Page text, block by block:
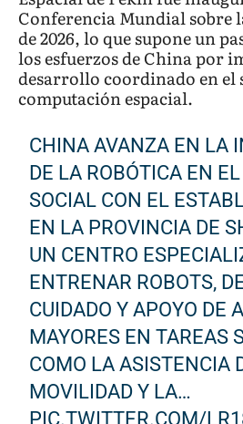
Conferencia Mundial sobre
de 2026, lo que supone un
los esfuerzos de China por
desarrollo coordinado en el
computación espacial.
CHINA AVANZA EN LA
DE LA ROBÓTICA EN
SOCIAL CON EL
EN LA PROVINCIA DE
UN CENTRO
ENTRENAR ROBOTS,
CUIDADO Y APOYO DE
MAYORES EN TAREAS
COMO LA ASISTENCIA
MOVILIDAD Y LA…
PIC.TWITTER.COM/